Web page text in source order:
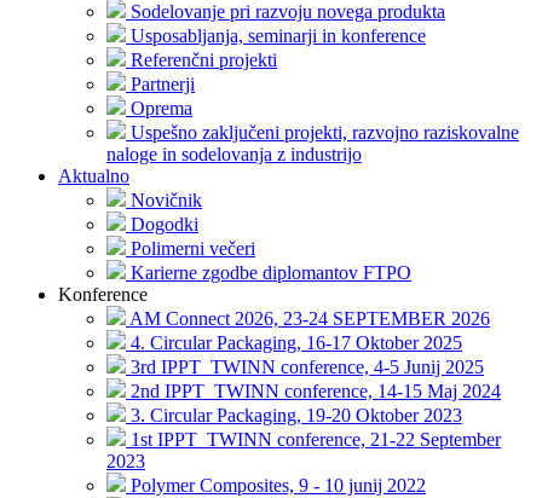
Sodelovanje pri razvoju novega produkta
Usposabljanja, seminarji in konference
Referenčni projekti
Partnerji
Oprema
Uspešno zaključeni projekti, razvojno raziskovalne
naloge in sodelovanja z industrijo
Aktualno
Novičnik
Dogodki
Polimerni večeri
Karierne zgodbe diplomantov FTPO
Konference
AM Connect 2026, 23-24 SEPTEMBER 2026
4. Circular Packaging, 16-17 Oktober 2025
3rd IPPT_TWINN conference, 4-5 Junij 2025
2nd IPPT_TWINN conference, 14-15 Maj 2024
3. Circular Packaging, 19-20 Oktober 2023
1st IPPT_TWINN conference, 21-22 September
2023
Polymer Composites, 9 - 10 junij 2022